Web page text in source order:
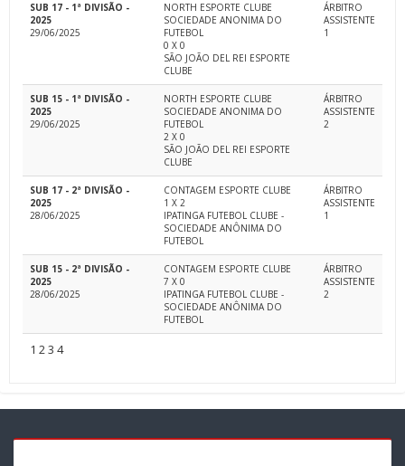
SUB 17 - 1ª DIVISÃO -
2025
29/06/2025
NORTH ESPORTE CLUBE
SOCIEDADE ANONIMA DO
FUTEBOL
0 X 0
SÃO JOÃO DEL REI ESPORTE
CLUBE
ÁRBITRO
ASSISTENTE
1
SUB 15 - 1ª DIVISÃO -
2025
29/06/2025
NORTH ESPORTE CLUBE
SOCIEDADE ANONIMA DO
FUTEBOL
2 X 0
SÃO JOÃO DEL REI ESPORTE
CLUBE
ÁRBITRO
ASSISTENTE
2
SUB 17 - 2ª DIVISÃO -
2025
28/06/2025
CONTAGEM ESPORTE CLUBE
1 X 2
IPATINGA FUTEBOL CLUBE -
SOCIEDADE ANÔNIMA DO
FUTEBOL
ÁRBITRO
ASSISTENTE
1
SUB 15 - 2ª DIVISÃO -
2025
28/06/2025
CONTAGEM ESPORTE CLUBE
7 X 0
IPATINGA FUTEBOL CLUBE -
SOCIEDADE ANÔNIMA DO
FUTEBOL
ÁRBITRO
ASSISTENTE
2
1 23 4